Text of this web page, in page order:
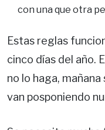
con una que otra
Estas reglas
cinco días del año.
no lo haga,
van posponiendo